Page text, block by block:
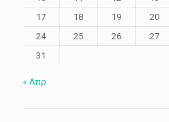
17
18 19 20
24
25 26 27
31
« Απρ